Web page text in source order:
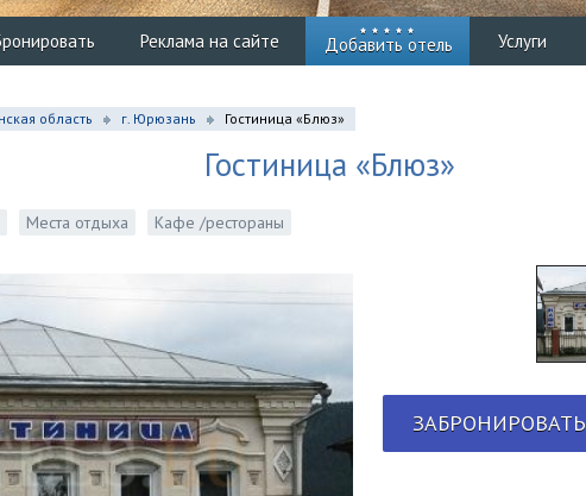
Реклама на сайте Добавить отель Услуги
область г. Юрюзань Гостиница «Блюз»
Гостиница «Блюз»
Места отдыха Кафе /рестораны
ЗАБРОНИРОВАТЬ